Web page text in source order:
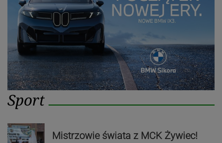
Sport
Mistrzowie świata z MCK Żywiec!